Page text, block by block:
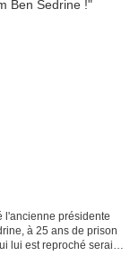
l'ancienne présidente
à 25 ans de prison
lui est reproché serait